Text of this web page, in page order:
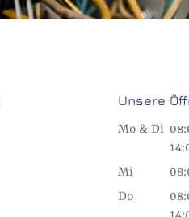
Unsere
Tag
Uhrzeit
Mo & Di
Mi
Do